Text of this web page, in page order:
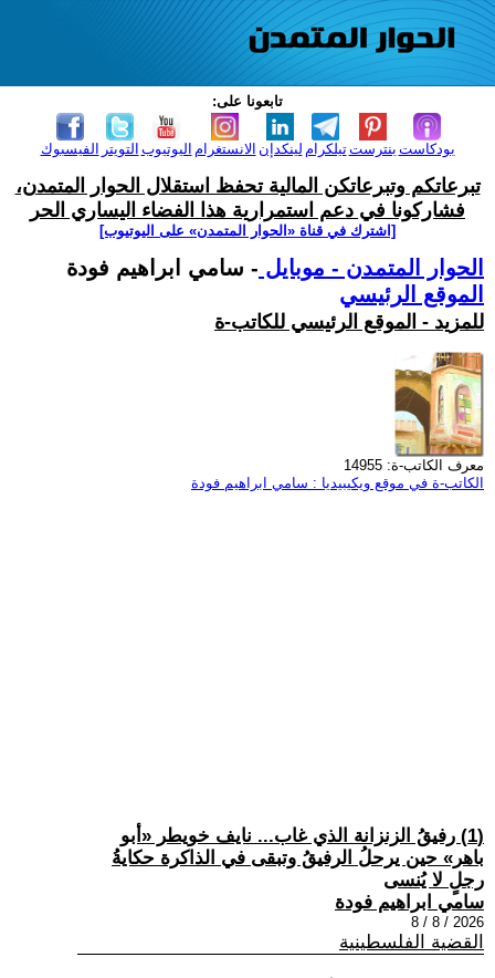
تابعونا على:
الفيسبوك التويتر اليوتيوب الانستغرام لينكدإن تيلكرامبنترست بودكاست
تبرعاتكم وتبرعاتكن المالية تحفظ استقلال الحوار المتمدن،
فشاركونا في دعم استمرارية هذا الفضاء اليساري الحر
[اشترك في قناة ‫«الحوار المتمدن» على اليوتيوب]
الحوار المتمدن - موبايل - سامي ابراهيم فودة
الموقع الرئيسي
للمزيد - الموقع الرئيسي للكاتب-ة
معرف الكاتب-ة: 14955
الكاتب-ة في موقع ويكيبيديا : سامي ابراهيم فودة
(1) رفيقُ الزنزانة الذي غاب... نايف خويطر «أبو
باهر» حين يرحلُ الرفيقُ وتبقى في الذاكرة حكايةُ
رجلٍ لا يُنسى
سامي ابراهيم فودة
2026 / 8 / 8
القضية الفلسطينية